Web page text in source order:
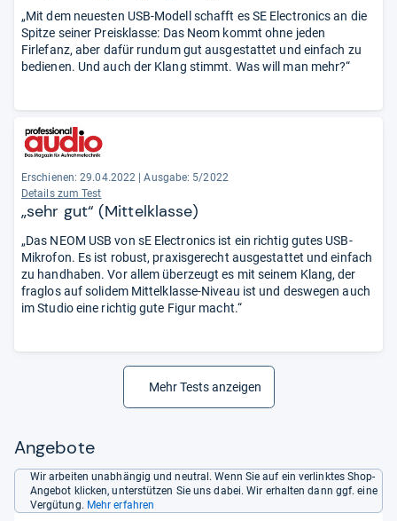
„Mit dem neuesten USB-Modell schafft es SE Electronics an die
Spitze seiner Preisklasse: Das Neom kommt ohne jeden
Firlefanz, aber dafür rundum gut ausgestattet und einfach zu
bedienen. Und auch der Klang stimmt. Was will man mehr?“
Erschienen: 29.04.2022
Ausgabe: 5/2022
Details zum Test
„sehr gut“ (Mittelklasse)
„Das NEOM USB von sE Electronics ist ein richtig gutes USB-
Mikrofon. Es ist robust, praxisgerecht ausgestattet und einfach
zu handhaben. Vor allem überzeugt es mit seinem Klang, der
fraglos auf solidem Mittelklasse-Niveau ist und deswegen auch
im Studio eine richtig gute Figur macht.“
Mehr Tests anzeigen
Angebote
Wir arbeiten unabhängig und neutral. Wenn Sie auf ein verlinktes Shop-
Angebot klicken, unterstützen Sie uns dabei. Wir erhalten dann ggf. eine
Vergütung. Mehr erfahren